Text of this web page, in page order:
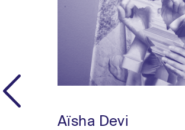
Aïsha Devi